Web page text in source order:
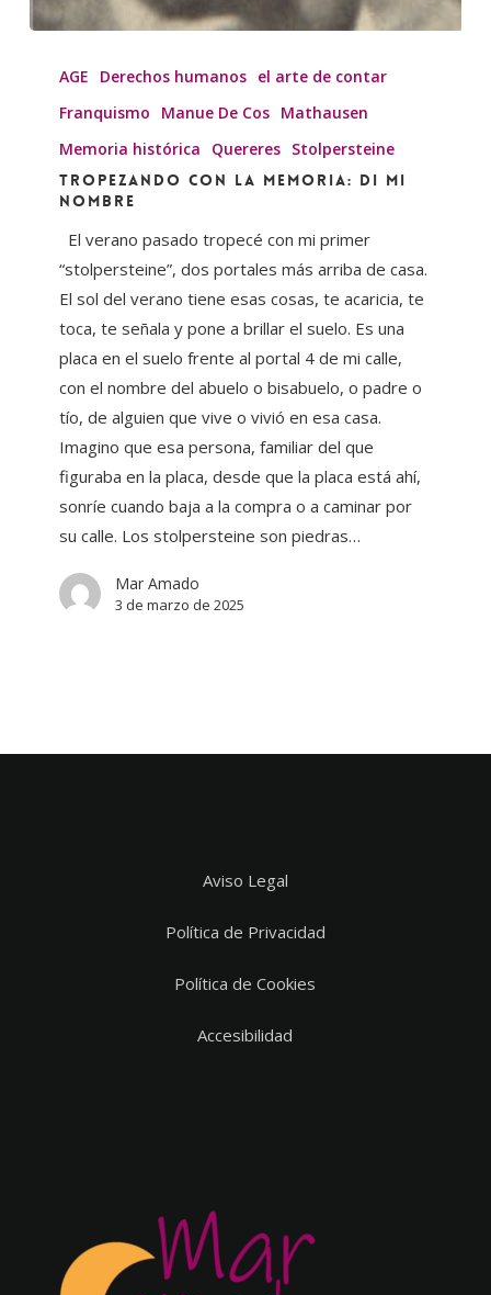
AGE Derechos humanos el arte de contar
Franquismo
Manue De Cos Mathausen
Memoria histórica
Quereres Stolpersteine
Tropezando con la memoria: di mi
nombre
El verano pasado tropecé con mi primer
“stolpersteine”, dos portales más arriba de casa.
El sol del verano tiene esas cosas, te acaricia, te
toca, te señala y pone a brillar el suelo. Es una
placa en el suelo frente al portal 4 de mi calle,
con el nombre del abuelo o bisabuelo, o padre o
tío, de alguien que vive o vivió en esa casa.
Imagino que esa persona, familiar del que
figuraba en la placa, desde que la placa está ahí,
sonríe cuando baja a la compra o a caminar por
su calle. Los stolpersteine son piedras…
Mar Amado
3 de marzo de 2025
Aviso Legal
Política de Privacidad
Política de Cookies
Accesibilidad